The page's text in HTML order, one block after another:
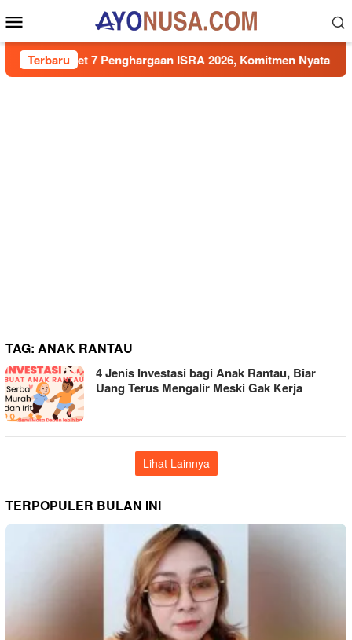
ke
kontenMobile
Terbaru
Sabet 7 Penghargaan ISRA 2026, Komitmen Nyata
TAG: ANAK RANTAU
4 Jenis Investasi bagi Anak Rantau, Biar
Uang Terus Mengalir Meski Gak Kerja
Lihat Lainnya
TERPOPULER BULAN INI